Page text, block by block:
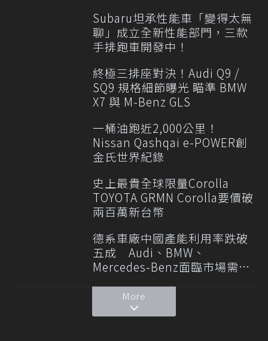
Subaru坦承性能車「變得太無
聊」成立全新性能部門，三款
手排跑車開發中！
終極三排座對決！Audi Q9 /
SQ9 規格細節曝光 瞄準 BMW
X7 與 M-Benz GLS
一桶油跑近2,000公里！
Nissan Qashqai e-POWER創
金氏世界紀錄
史上最貴全球限量Corolla
TOYOTA GRMN Corolla要價破
兩百萬新台幣
德系車廠中國產能利用率跌破
五成 Audi、BMW、
Mercedes-Benz面臨市場需求
More